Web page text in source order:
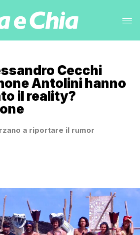
Cecchi
Antolini hanno
il reality?
a riportare il rumor